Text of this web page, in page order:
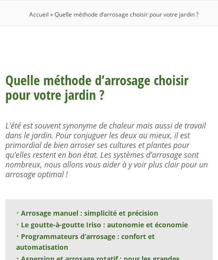
Accueil »Quelle méthode d’arrosage choisir pour votre jardin ?
Quelle méthode d’arrosage choisir
pour votre jardin ?
L’été est souvent synonyme de chaleur mais aussi de travail
dans le jardin. Pour conjuguer les deux au mieux, il est
primordial de bien arroser ses cultures et plantes pour
qu’elles restent en bon état. Les systèmes d’arrosage sont
nombreux, nous allons vous aider à y voir plus clair pour un
arrosage optimal !
Arrosage manuel : simplicité et précision
Le goutte-à-goutte Iriso : autonomie et économie
Programmateurs d’arrosage : confort et
automatisation